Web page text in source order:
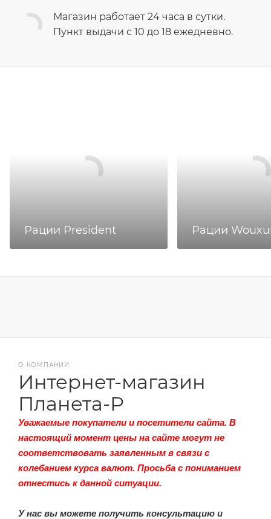
Магазин работает 24 часа в сутки.
Пункт выдачи с 10 до 18 ежедневно.
Рации President Рации
О КОМПАНИИ
Интернет-магазин
Планета-Р
Уважаемые покупатели и посетители сайта. В
настоящий момент цены на сайте могут не
соответствовать заявленным в связи с
колебанием курса валют. Просьба с пониманием
отнестись к данной ситуации.
У нас вы можете получить консультацию и